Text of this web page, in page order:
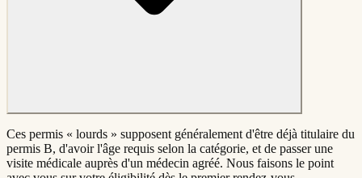
Ces permis « lourds » supposent généralement d'être déjà titulaire du
permis B, d'avoir l'âge requis selon la catégorie, et de passer une
visite médicale auprès d'un médecin agréé. Nous faisons le point